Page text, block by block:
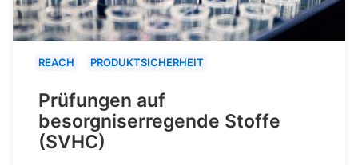
REACH PRODUKTSICHERHEIT
Prüfungen auf
besorgniserregende Stoffe
(SVHC)